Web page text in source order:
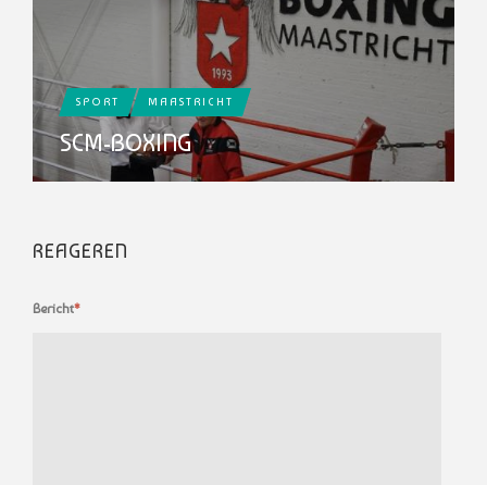
SPORT MAASTRICHT
SCM-BOXING
REAGEREN
Bericht*